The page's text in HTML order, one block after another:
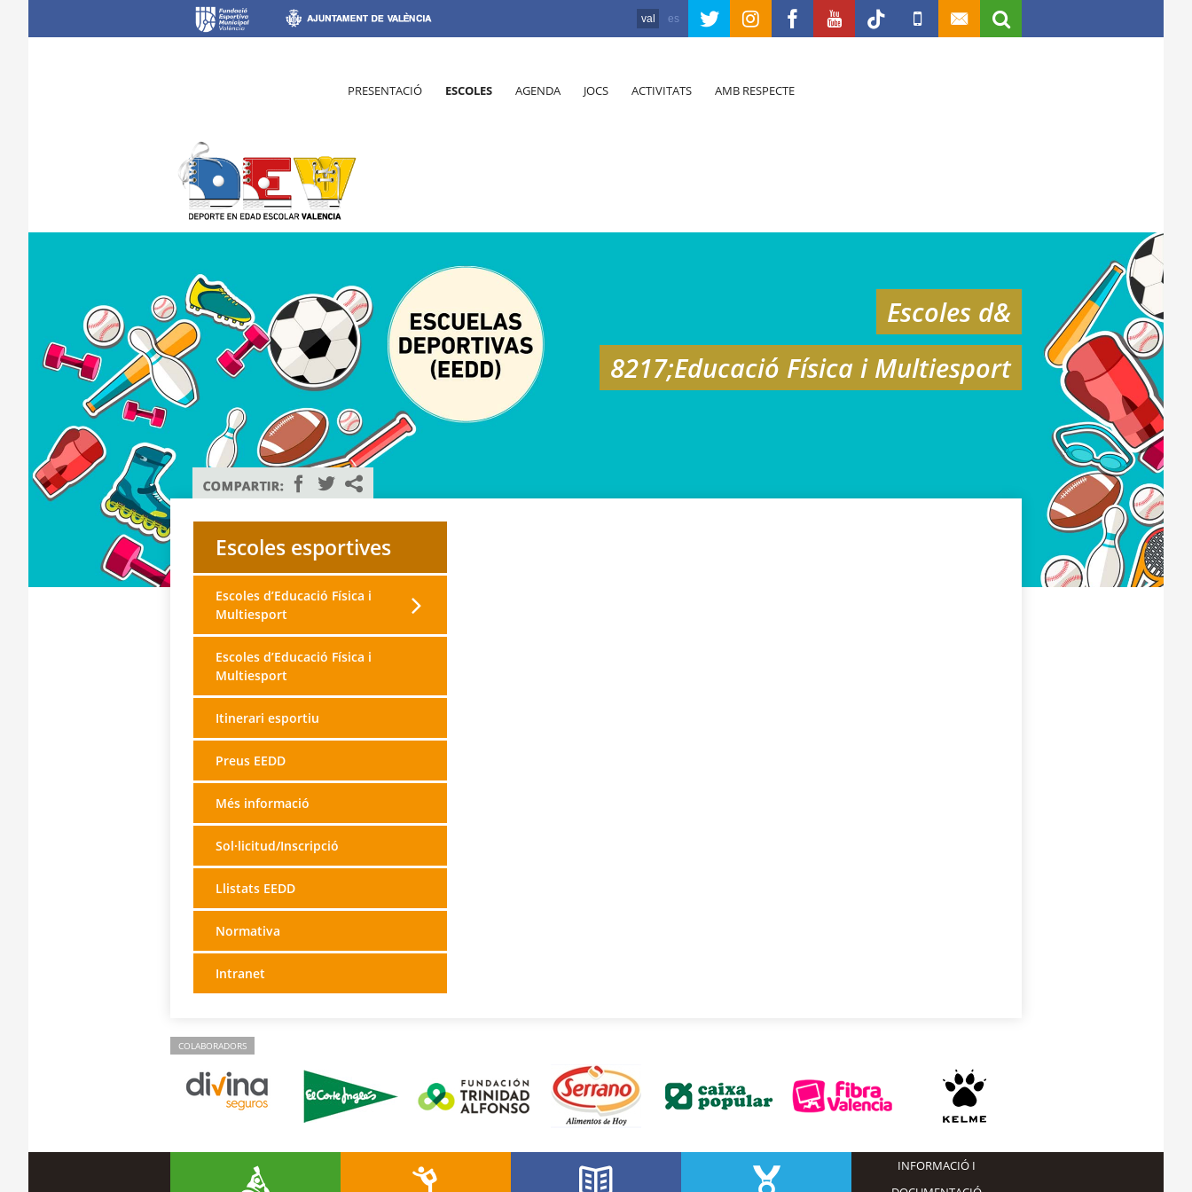
val es
PRESENTACIÓ ESCOLES AGENDA JOCS ACTIVITATS AMB RESPECTE
Escoles d&
8217;Educació Física i Multiesport
Escoles esportives
Escoles d’Educació Física i
Multiesport
Escoles d’Educació Física i
Multiesport
Itinerari esportiu
Preus EEDD
Més informació
Sol·licitud/Inscripció
Llistats EEDD
Normativa
Intranet
COLABORADORS
Logo Fundación
INFORMACIÓ I